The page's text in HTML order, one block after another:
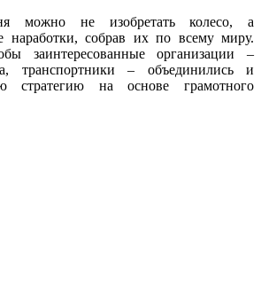
можно не изобретать колесо, а
наработки, собрав их по всему миру.
заинтересованные организации –
транспортники – объединились и
стратегию на основе грамотного